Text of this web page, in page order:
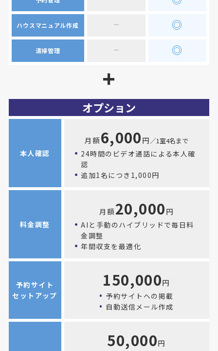
ハウスマニュアル作成 − ◎
清掃管理 − ◎
オプション
本人確認
月額6,000円／1室4名まで
24時間のビデオ通話による本人確
認
追加1名につき1,000円
料金調整
月額20,000円
AIと手動のハイブリッドで毎日料
金調整
年間収支を最適化
予約サイト
セットアップ
150,000円
予約サイトへの掲載
自動送信メール作成
50,000円